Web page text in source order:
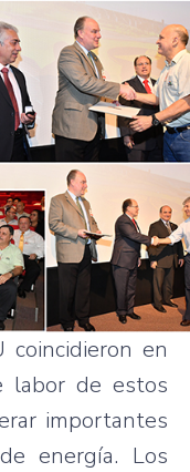
coincidieron en
labor de estos
importantes
energía. Los